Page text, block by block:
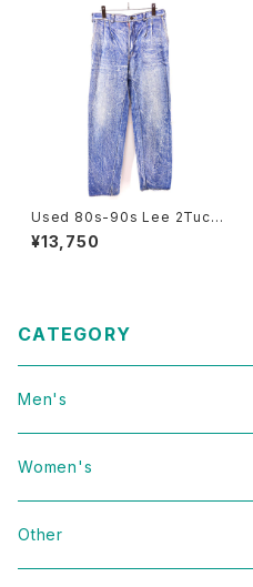
Used 80s-90s Lee 2Tuck
Design Stone Wash Denim
Pants Size W30 L28 古着
¥13,750
CATEGORY
Men's
Vintage
Domestic
Women's
Vintage
Other